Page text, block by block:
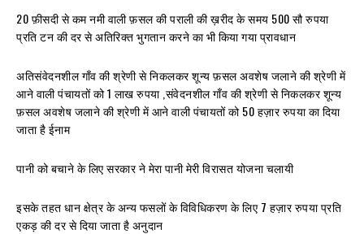
20 फ़ीसदी से कम नमी वाली फ़सल की पराली की ख़रीद के समय 500 सौ रुपया
प्रति टन की दर से अतिरिक्त भुगतान करने का भी किया गया प्रावधान
अतिसंवेदनशील गाँव की श्रेणी से निकलकर शून्य फ़सल अवशेष जलाने की श्रेणी में
आने वाली पंचायतों को 1 लाख रुपया ,संवेदनशील गाँव की श्रेणी से निकलकर शून्य
फ़सल अवशेष जलाने की श्रेणी में आने वाली पंचायतों को 50 हज़ार रुपया का दिया
जाता है ईनाम
पानी को बचाने के लिए सरकार ने मेरा पानी मेरी विरासत योजना चलायी
इसके तहत धान क्षेत्र के अन्य फसलों के विविधिकरण के लिए 7 हज़ार रुपया प्रति
एकड़ की दर से दिया जाता है अनुदान